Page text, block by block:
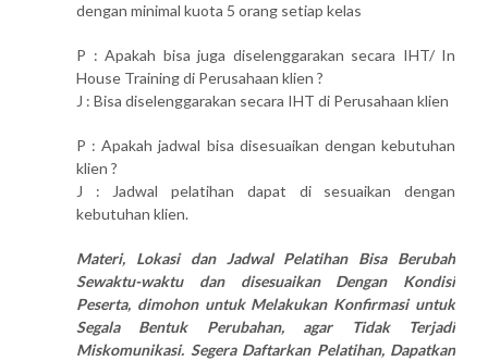
dengan minimal kuota 5 orang setiap kelas
P : Apakah bisa juga diselenggarakan secara IHT/ In
House Training di Perusahaan klien ?
J : Bisa diselenggarakan secara IHT di Perusahaan klien
P : Apakah jadwal bisa disesuaikan dengan kebutuhan
klien ?
J : Jadwal pelatihan dapat di sesuaikan dengan
kebutuhan klien.
Materi, Lokasi dan Jadwal Pelatihan Bisa Berubah
Sewaktu-waktu dan disesuaikan Dengan Kondisi
Peserta, dimohon untuk Melakukan Konfirmasi untuk
Segala Bentuk Perubahan, agar Tidak Terjadi
Miskomunikasi. Segera Daftarkan Pelatihan, Dapatkan